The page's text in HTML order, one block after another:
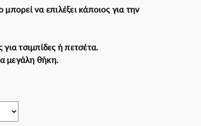
να επιλέξει κάποιος για την
τσιμπίδες ή πετσέτα.
μεγάλη θήκη.